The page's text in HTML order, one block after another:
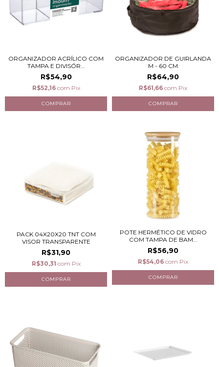
ORGANIZADOR ACRÍLICO COM
TAMPA E DIVISÓR...
R$54,90
R$52,16 com Pix
ORGANIZADOR DE GUIRLANDA
M - 60 CM
R$64,90
R$61,66 com Pix
PACK 04X20X20 TNT COM
VISOR TRANSPARENTE
R$31,90
R$30,31 com Pix
POTE HERMÉTICO DE VIDRO
COM TAMPA DE BAM...
R$56,90
R$54,06 com Pix